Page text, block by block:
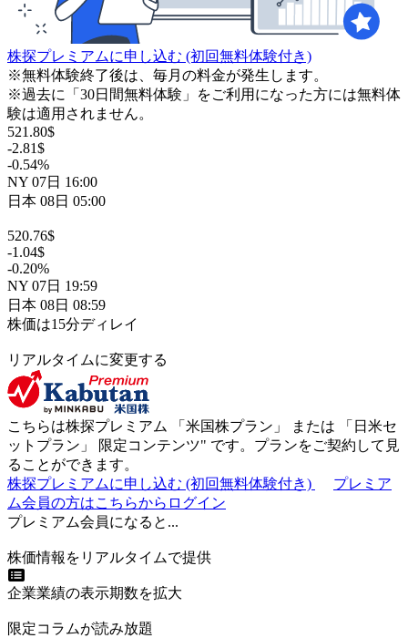
株探プレミアムに申し込む (初回無料体験付き)
※無料体験終了後は、毎月の料金が発生します。
※過去に「30日間無料体験」をご利用になった方には無料体
験は適用されません。
521.80$
-2.81$
-0.54%
NY 07日 16:00
日本 08日 05:00
520.76$
-1.04$
-0.20%
NY 07日 19:59
日本 08日 08:59
株価は15分ディレイ
リアルタイムに変更する
こちらは株探プレミアム 「 米国株プラン 」 または 「 日米セ
ットプラン 」 限定コンテンツ" です。プランをご契約して見
ることができます。
株探プレミアムに申し込む (初回無料体験付き)
プレミア
ム会員の方はこちらからログイン
プレミアム会員になると...
株価情報をリアルタイムで提供
企業業績の表示期数を拡大
限定コラムが読み放題